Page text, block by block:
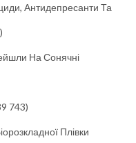
Антидепресанти Та
На Сонячні
743)
Плівки